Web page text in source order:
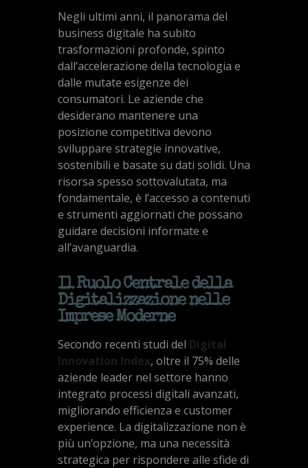
Negli ultimi anni, il panorama del
business digitale ha subito
trasformazioni profonde, spinto
dall’accelerazione della tecnologia e
dalle mutate esigenze dei
consumatori. Le aziende che
desiderano mantenere una
posizione competitiva devono
sviluppare strategie innovative,
sostenibili e basate su dati solidi. Una
risorsa spesso sottovalutata, ma
fondamentale, è l’accesso a contenuti
e strumenti aggiornati che possano
guidare decisioni informate e
all’avanguardia.
Il Ruolo Centrale della
Digitalizzazione nelle
Imprese Moderne
Secondo recenti studi del Digital
Innovation Index, oltre il 75% delle
aziende leader nel settore hanno
integrato processi digitali avanzati,
migliorando efficienza e customer
experience. La digitalizzazione non è
più un’opzione, ma una necessità
strategica per rispondere alle sfide di